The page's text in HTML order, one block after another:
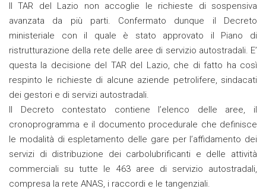
Il TAR del Lazio non accoglie le richieste di sospensiva
avanzata da più parti. Confermato dunque il Decreto
ministeriale con il quale è stato approvato il Piano di
ristrutturazione della rete delle aree di servizio autostradali. E’
questa la decisione del TAR del Lazio, che di fatto ha così
respinto le richieste di alcune aziende petrolifere, sindacati
dei gestori e di servizi autostradali.
Il Decreto contestato contiene l’elenco delle aree, il
cronoprogramma e il documento procedurale che definisce
le modalità di espletamento delle gare per l’affidamento dei
servizi di distribuzione dei carbolubrificanti e delle attività
commerciali su tutte le 463 aree di servizio autostradali,
compresa la rete ANAS, i raccordi e le tangenziali.